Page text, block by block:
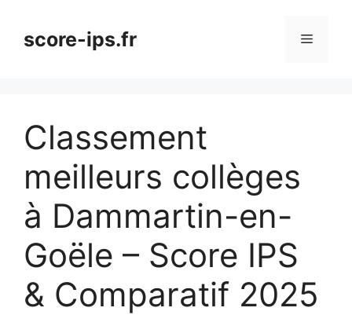
contenuscore-ips.fr Menu
Classement
meilleurs collèges
à Dammartin-en-
Goële – Score IPS
& Comparatif 2025